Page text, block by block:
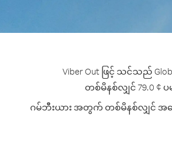
Viber Out ဖြင့် သင်သည်
တစ်မိနစ်လျှင် 79.0 ¢
ဂမ်ဘီးယား အတွက် တစ်မိနစ်လျှင် အက